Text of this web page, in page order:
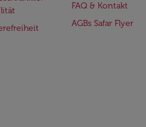
FAQ & Kontakt
AGBs Safar Flyer